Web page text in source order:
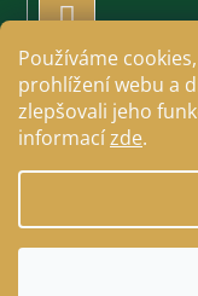
Používáme
prohlížení webu a
zlepšovali jeho
informacízde.
PŘIHLÁSIT
Copyright 2026